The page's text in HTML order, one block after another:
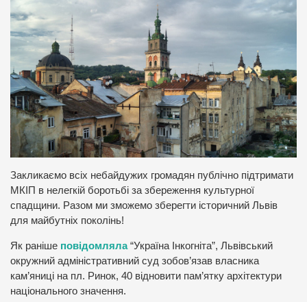
Закликаємо всіх небайдужих громадян публічно підтримати
МКІП в нелегкій боротьбі за збереження культурної
спадщини. Разом ми зможемо зберегти історичний Львів
для майбутніх поколінь!
Як раніше повідомляла “Україна Інкогніта”, Львівський
окружний адміністративний суд зобов’язав власника
кам’яниці на пл. Ринок, 40 відновити пам’ятку архітектури
національного значення.